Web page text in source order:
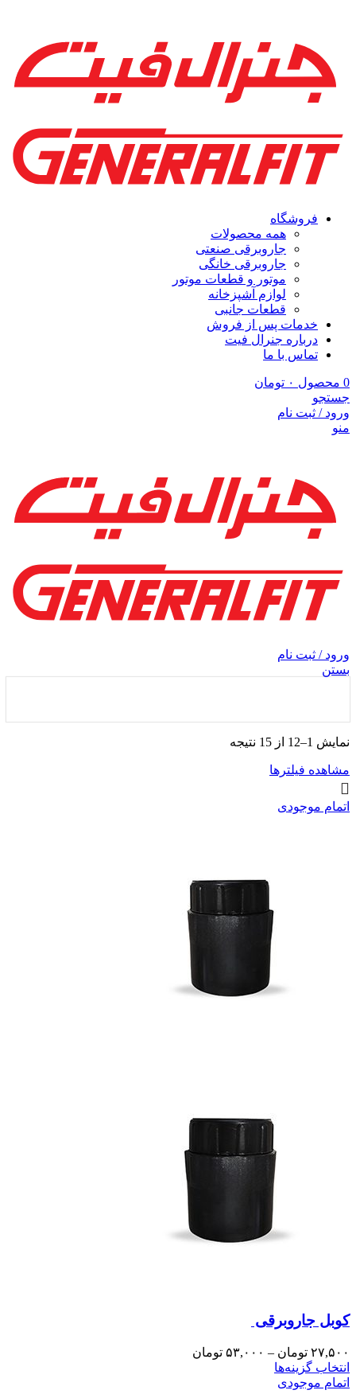
فروشگاه
همه محصولات
جاروبرقی صنعتی
جاروبرقی خانگی
موتور و قطعات موتور
لوازم آشپزخانه
قطعات جانبی
خدمات پس از فروش
درباره جنرال فیت
تماس با ما
0 محصول ۰ تومان
جستجو
ورود / ثبت نام
منو
ورود / ثبت نام
بستن
نمایش 1–12 از 15 نتیجه
مشاهده فیلترها
اتمام موجودی
کوبل جاروبرقی
۲۷,۵۰۰ تومان – ۵۳,۰۰۰ تومان
انتخاب گزینه‌ها
اتمام موجودی